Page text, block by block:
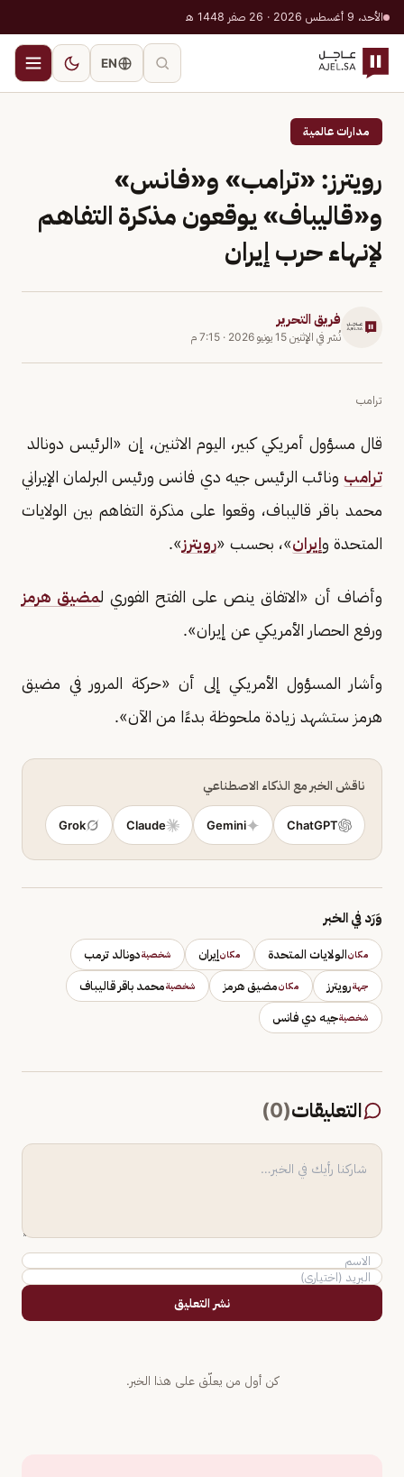
الأحد، 9 أغسطس 2026 · 26 صفر 1448 هـ
EN
مدارات عالمية
رويترز: «ترامب» و«فانس»
و«قاليباف» يوقعون مذكرة التفاهم
لإنهاء حرب إيران
فريق التحرير
نُشر في الإثنين 15 يونيو 2026 · 7:15 م
ترامب
قال مسؤول ‌أمريكي كبير، ​اليوم ​الاثنين، إن ⁠«الرئيس ​دونالد ​
ترامب ونائب الرئيس ​جيه ​دي فانس ورئيس ‌البرلمان ⁠الإيراني
محمد ​باقر ​قاليباف، ⁠وقعوا على مذكرة ​التفاهم ​بين ⁠الولايات
⁠المتحدة ​وإيران»، بحسب «رويترز».
وأضاف أن «الاتفاق ينص على الفتح الفوري لمضيق هرمز
ورفع الحصار الأمريكي عن إيران».
وأشار المسؤول ‌الأمريكي إلى أن «حركة المرور في مضيق
هرمز ستشهد زيادة ملحوظة بدءًا من الآن».
ناقش الخبر مع الذكاء الاصطناعي
ChatGPT
Gemini
Claude
Grok
وَرَد في الخبر
مكانالولايات المتحدة مكانإيران شخصيةدونالد ترمب
جهةرويترز مكانمضيق هرمز شخصيةمحمد باقر قاليباف
شخصيةجيه دي فانس
التعليقات(
0
)
نشر التعليق
كن أول من يعلّق على هذا الخبر.